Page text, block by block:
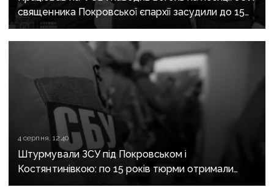
священника Покровської єпархії засудили до 15
років
4 серпня, 12:40
Штурмували ЗСУ під Покровськом і
Костянтинівкою: по 15 років тюрми отримали
десятеро бойовиків, які воювали на боці рф